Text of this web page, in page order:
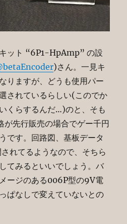
ット “6P1-HpAmp” の設
)さん。一見キ
りますが、どうも使用パー
されているらしい(このでか
くらするんだ…)のと、そも
先行販売の場合でゲー千円
です。回路図、基板データ
れてるようなので、そちら
てみるといいでしょう。バ
ージのある006P型の9V電
ぱなしで変えていないとの